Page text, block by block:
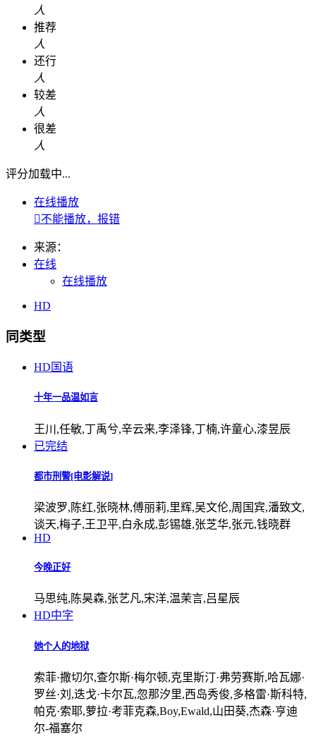
人
推荐
人
还行
人
较差
人
很差
人
评分加载中...
在线播放
不能播放，报错
来源：
在线
在线播放
HD
同类型
HD国语
十年一品温如言
王川,任敏,丁禹兮,辛云来,李泽锋,丁楠,许童心,漆昱辰
已完结
都市刑警[电影解说]
梁波罗,陈红,张晓林,傅丽莉,里辉,吴文伦,周国宾,潘致文,
谈天,梅子,王卫平,白永成,彭锡雄,张芝华,张元,钱晓群
HD
今晚正好
马思纯,陈昊森,张艺凡,宋洋,温茉言,吕星辰
HD中字
她个人的地狱
索菲·撒切尔,查尔斯·梅尔顿,克里斯汀·弗劳赛斯,哈瓦娜·
罗丝·刘,迭戈·卡尔瓦,忽那汐里,西岛秀俊,多格雷·斯科特,
帕克·索耶,萝拉·考菲克森,Boy,Ewald,山田葵,杰森·亨迪
尔-福塞尔